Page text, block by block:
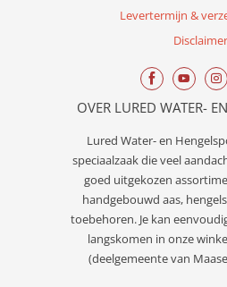
Levertermijn &
Disclaimer
OVER LURED WATER-
Lured Water- en
speciaalzaak die veel
goed uitgekozen
handgebouwd aas,
toebehoren. Je kan
langskomen in onze
(deelgemeente van